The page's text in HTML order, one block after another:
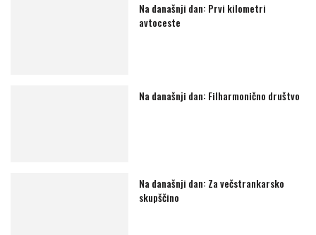
Na današnji dan: Prvi kilometri
avtoceste
Na današnji dan: Filharmonično društvo
Na današnji dan: Za večstrankarsko
skupščino